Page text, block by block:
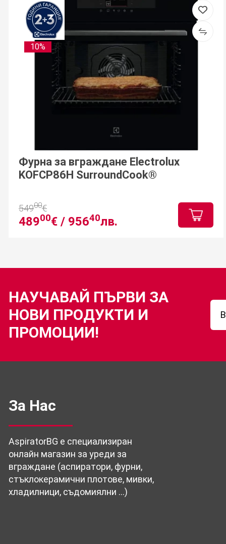
10%
Фурна за вграждане Electrolux
KOFCP86H SurroundCook®
48900€ / 95640лв.
54900€
НАУЧАВАЙ ПЪРВИ ЗА
НОВИ ПРОДУКТИ И
ПРОМОЦИИ!
За Нас
AspiratorBG е специализиран
онлайн магазин за уреди за
вграждане (аспиратори, фурни,
стъклокерамични плотове, мивки,
хладилници, съдомиялни …)